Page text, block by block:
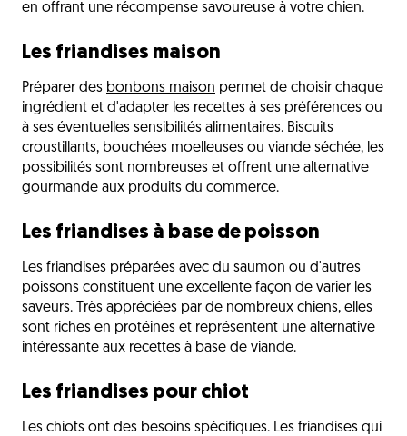
en offrant une récompense savoureuse à votre chien.
Les friandises maison
Préparer des bonbons maison permet de choisir chaque
ingrédient et d'adapter les recettes à ses préférences ou
à ses éventuelles sensibilités alimentaires. Biscuits
croustillants, bouchées moelleuses ou viande séchée, les
possibilités sont nombreuses et offrent une alternative
gourmande aux produits du commerce.
Les friandises à base de poisson
Les friandises préparées avec du saumon ou d'autres
poissons constituent une excellente façon de varier les
saveurs. Très appréciées par de nombreux chiens, elles
sont riches en protéines et représentent une alternative
intéressante aux recettes à base de viande.
Les friandises pour chiot
Les chiots ont des besoins spécifiques. Les friandises qui